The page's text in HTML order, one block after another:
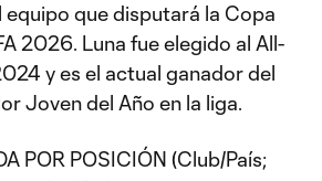
que disputará la Copa
2026. Luna fue elegido al All-
y es el actual ganador del
Joven del Año en la liga.
POR POSICIÓN (Club/País;